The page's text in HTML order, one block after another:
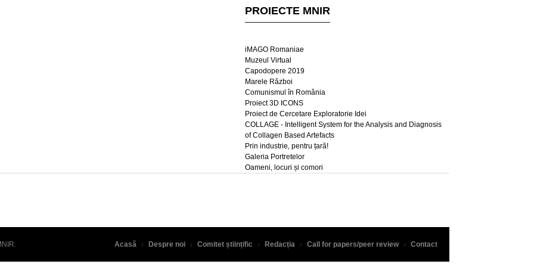
PROIECTE MNIR
iMAGO Romaniae
Muzeul Virtual
Capodopere 2019
Marele Război
Comunismul în România
Proiect 3D ICONS
Proiect de Cercetare Exploratorie Idei
COLLAGE - Intelligent System for the Analysis and Diagnosis
of Collagen Based Artefacts
Prin industrie, pentru țară!
Galeria Portretelor
Oameni, locuri și comori
. Acasă Despre noi Comitet științific Redacția Call for papers/peer review Contact